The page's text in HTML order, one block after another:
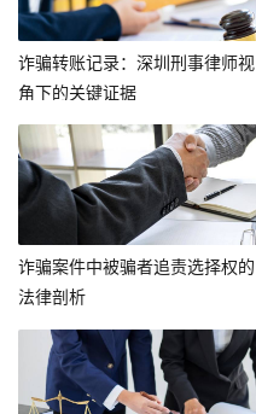
诈骗转账记录：深圳刑事律师视
角下的关键证据
诈骗案件中被骗者追责选择权的
法律剖析